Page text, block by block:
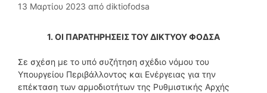
13 Μαρτίου 2023 από diktiofodsa
1. ΟΙ ΠΑΡΑΤΗΡΗΣΕΙΣ ΤΟΥ ΔΙΚΤΥΟΥ ΦΟΔΣΑ
Σε σχέση με το υπό συζήτηση σχέδιο νόμου του
Υπουργείου Περιβάλλοντος και Ενέργειας για την
επέκταση των αρμοδιοτήτων της Ρυθμιστικής Αρχής